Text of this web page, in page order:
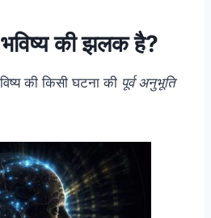
की झलक है?
की किसी घटना की पूर्व अनुभूति